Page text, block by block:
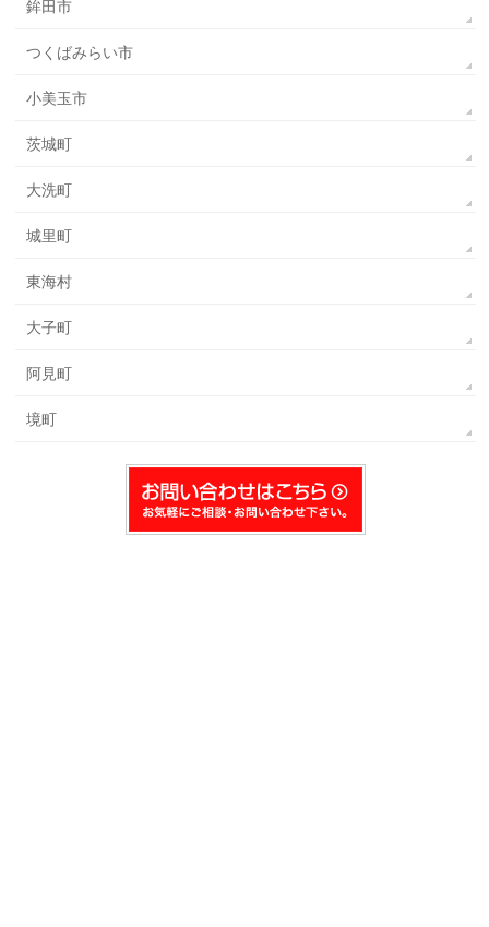
鉾田市
つくばみらい市
小美玉市
茨城町
大洗町
城里町
東海村
大子町
阿見町
境町